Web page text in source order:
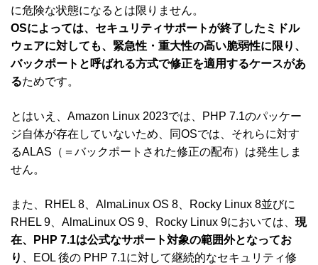
に危険な状態になるとは限りません。
OSによっては、セキュリティサポートが終了したミドル
ウェアに対しても、緊急性・重大性の高い脆弱性に限り、
バックポートと呼ばれる方式で修正を適用するケースがあ
るためです。
とはいえ、Amazon Linux 2023では、PHP 7.1のパッケー
ジ自体が存在していないため、同OSでは、それらに対す
るALAS（＝バックポートされた修正の配布）は発生しま
せん。
また、RHEL 8、AlmaLinux OS 8、Rocky Linux 8並びに
RHEL 9、AlmaLinux OS 9、Rocky Linux 9においては、 現
在、PHP 7.1は公式なサポート対象の範囲外となってお
り
、EOL 後の PHP 7.1に対して継続的なセキュリティ修